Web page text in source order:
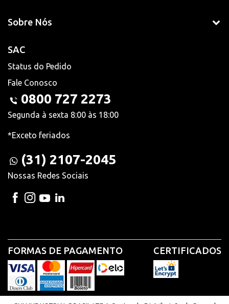
Sobre Nós
SAC
Status do Pedido
Fale Conosco
0800 727 2273
Segunda à sexta 8:00 às 18:00
*Exceto feriados
(31) 2107-2045
Nossas Redes Sociais
FORMAS DE PAGAMENTO CERTIFICADOS